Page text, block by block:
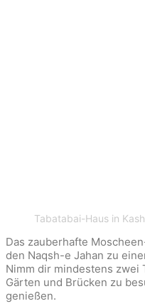
Tabatabai-Haus in
Das zauberhafte
den Naqsh-e Jahan zu
Nimm dir mindestens zwei
Gärten und Brücken zu
genießen.